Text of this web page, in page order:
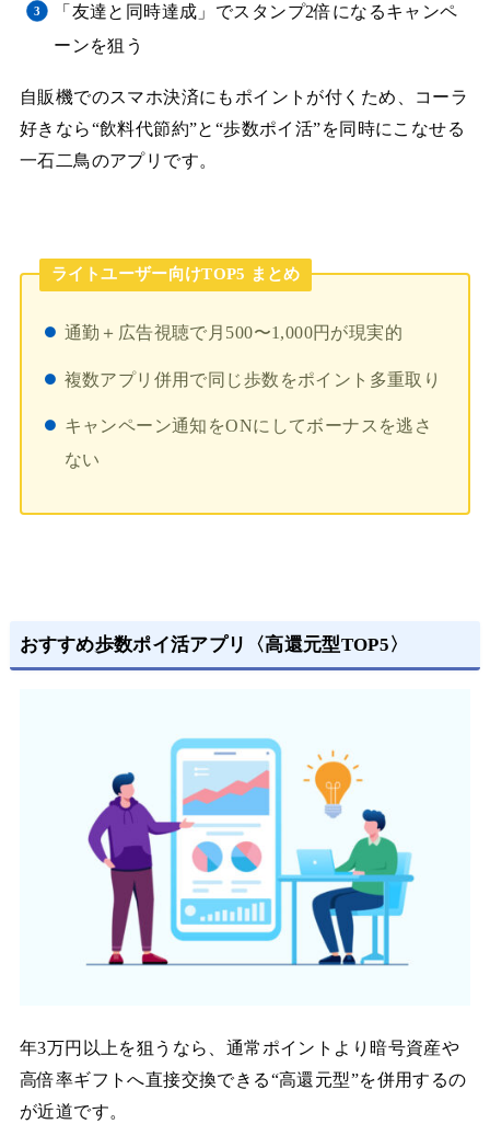
「友達と同時達成」でスタンプ2倍になるキャンペ
ーンを狙う
自販機でのスマホ決済にもポイントが付くため、コーラ
好きなら“飲料代節約”と“歩数ポイ活”を同時にこなせる
一石二鳥のアプリです。
ライトユーザー向けTOP5 まとめ
通勤＋広告視聴で月500〜1,000円が現実的
複数アプリ併用で同じ歩数をポイント多重取り
キャンペーン通知をONにしてボーナスを逃さ
ない
おすすめ歩数ポイ活アプリ〈高還元型TOP5〉
年3万円以上を狙うなら、通常ポイントより暗号資産や
高倍率ギフトへ直接交換できる“高還元型”を併用するの
が近道です。